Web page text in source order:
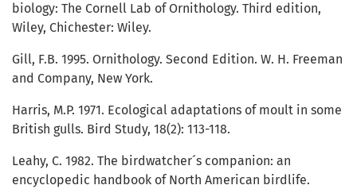
biology: The Cornell Lab of Ornithology. Third edition,
Wiley, Chichester: Wiley.
Gill, F.B. 1995. Ornithology. Second Edition. W. H. Freeman
and Company, New York.
Harris, M.P. 1971. Ecological adaptations of moult in some
British gulls. Bird Study, 18(2): 113-118.
Leahy, C. 1982. The birdwatcher´s companion: an
encyclopedic handbook of North American birdlife.